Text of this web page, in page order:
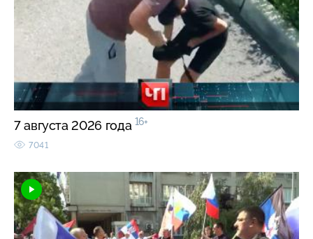
7 августа 2026 года 16+
7041